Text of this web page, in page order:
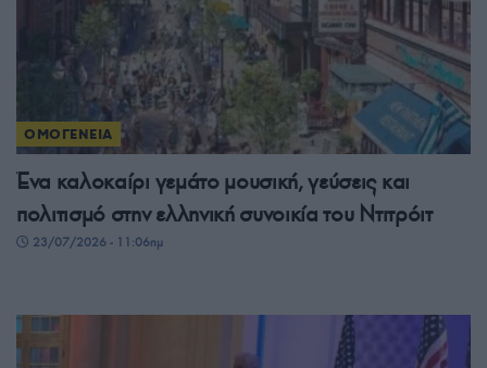
ΟΜΟΓΕΝΕΙΑ
Ένα καλοκαίρι γεμάτο μουσική, γεύσεις και
πολιτισμό στην ελληνική συνοικία του Ντιτρόιτ
23/07/2026 - 11:06πμ